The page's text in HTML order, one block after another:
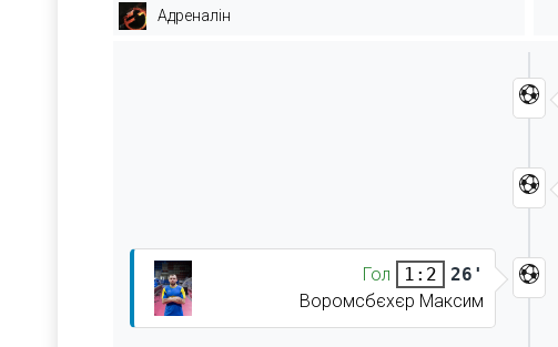
Адреналін
Гол 1:2
26'
Воромсбєхєр Максим